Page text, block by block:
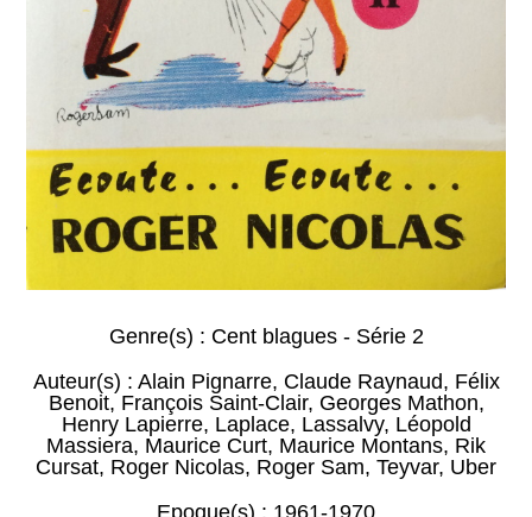
Genre(s) : Cent blagues - Série 2
Auteur(s) : Alain Pignarre, Claude Raynaud, Félix
Benoit, François Saint-Clair, Georges Mathon,
Henry Lapierre, Laplace, Lassalvy, Léopold
Massiera, Maurice Curt, Maurice Montans, Rik
Cursat, Roger Nicolas, Roger Sam, Teyvar, Uber
Epoque(s) : 1961-1970